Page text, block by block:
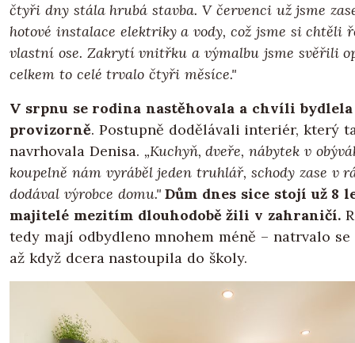
čtyři dny stála hrubá stavba. V červenci už jsme
hotové instalace elektriky a vody, což jsme si chtěli
vlastní ose. Zakrytí vnitřku a výmalbu jsme svěřili
celkem to celé trvalo čtyři měsíce."
V srpnu se rodina nastěhovala a chvíli bydlela
provizorně. Postupně dodělávali interiér, který
navrhovala Denisa. „Kuchyň, dveře, nábytek v
koupelně nám vyráběl jeden truhlář, schody zase v
dodával výrobce domu."Dům dnes sice stojí už 8
majitelé mezitím dlouhodobě žili v zahraničí.
tedy mají odbydleno mnohem méně – natrvalo
až když dcera nastoupila do školy.